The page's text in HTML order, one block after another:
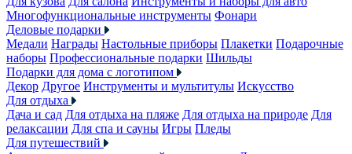
Многофункциональные инструменты Фонари
Деловые подарки
Медали Награды Настольные приборы Плакетки Подарочные
наборы Профессиональные подарки Шильды
Подарки для дома с логотипом
Декор Другое Инструменты и мультитулы Искусство
Для отдыха
Дача и сад Для отдыха на пляже Для отдыха на природе Для
релаксации Для спа и сауны Игры Пледы
Для путешествий